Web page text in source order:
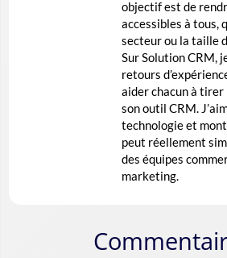
objectif est de
accessibles à tous,
secteur ou la taille
Sur Solution CRM,
retours
aider chacun à
son outil CRM.
technologie et
peut réellement
des équipes
marketing.